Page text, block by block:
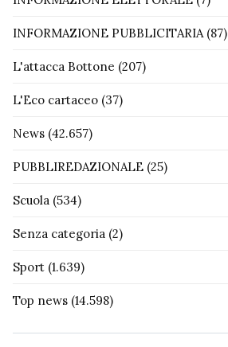
INFORMAZIONE PUBBLICITARIA(87)
L'attacca Bottone (207)
L'Eco cartaceo (37)
News (42.657)
PUBBLIREDAZIONALE (25)
Scuola (534)
Senza categoria (2)
Sport (1.639)
Top news (14.598)